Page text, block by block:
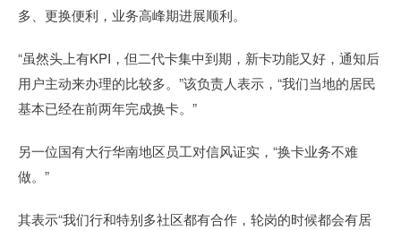
多、更换便利，业务高峰期进展顺利。
“虽然头上有KPI，但二代卡集中到期，新卡功能又好，通知后
用户主动来办理的比较多。”该负责人表示，“我们当地的居民
基本已经在前两年完成换卡。”
另一位国有大行华南地区员工对信风证实，“换卡业务不难
做。”
其表示“我们行和特别多社区都有合作，轮岗的时候都会有居